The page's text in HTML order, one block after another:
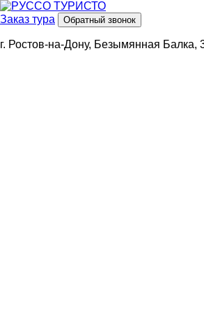
Заказ тура Обратный звонок
г. Ростов-на-Дону, Безымянная Балка,